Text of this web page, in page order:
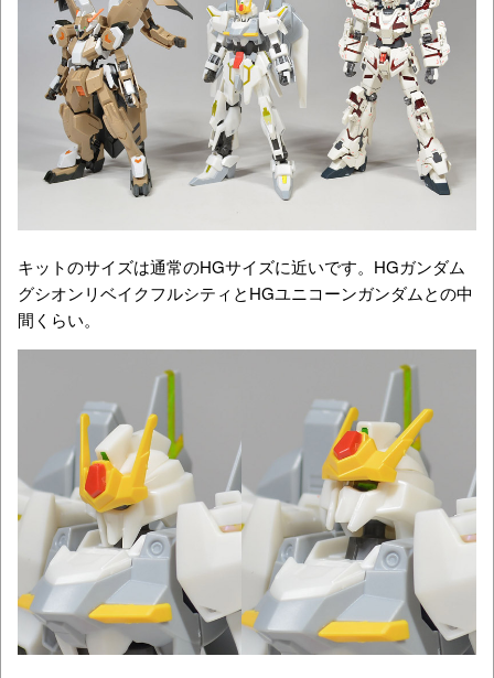
キットのサイズは通常のHGサイズに近いです。HGガンダム
グシオンリベイクフルシティとHGユニコーンガンダムとの中
間くらい。